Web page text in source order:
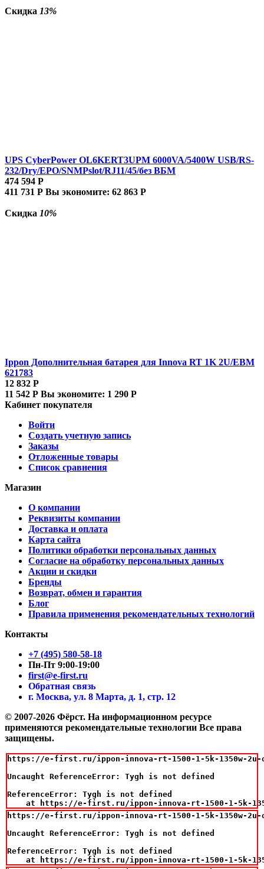
Скидка 13%
UPS CyberPower OL6KERT3UPM 6000VA/5400W USB/RS-
232/Dry/EPO/SNMPslot/RJ11/45/без ВБМ
474 594 Р
411 731 Р Вы экономите: 62 863 Р
Скидка 10%
Ippon Дополнительная батарея для Innova RT 1K 2U/EBM
621783
12 832 Р
11 542 Р Вы экономите: 1 290 Р
Кабинет покупателя
Войти
Создать учетную запись
Заказы
Отложенные товары
Список сравнения
Магазин
О компании
Реквизиты компании
Доставка и оплата
Карта сайта
Политики обработки персональных данных
Согласие на обработку персональных данных
Акции и скидки
Бренды
Возврат, обмен и гарантия
Блог
Правила применения рекомендательных технологий
Контакты
+7 (495) 580-58-18
Пн-Пт 9:00-19:00
first@e-first.ru
Обратная связь
г. Москва, ул. 8 Марта, д. 1, стр. 12
© 2007-2026 Фёрст. На информационном ресурсе
применяются рекомендательные технологии Все права
защищены.
https://e-first.ru/ippon-innova-rt-1500-1-5k-1350w-2u-
Uncaught ReferenceError: Tygh is not defined
ReferenceError: Tygh is not defined
at https://e-first.ru/ippon-innova-rt-1500-1-5k-
https://e-first.ru/ippon-innova-rt-1500-1-5k-1350w-2u-
Uncaught ReferenceError: Tygh is not defined
ReferenceError: Tygh is not defined
at https://e-first.ru/ippon-innova-rt-1500-1-5k-